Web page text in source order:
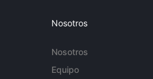
Nosotros
Nosotros
Equipo